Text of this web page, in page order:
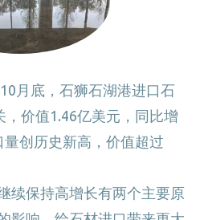
月底，石狮石湖港进口石
价值1.46亿美元，同比增
创历史新高，价值超过
续保持高增长有两个主要原